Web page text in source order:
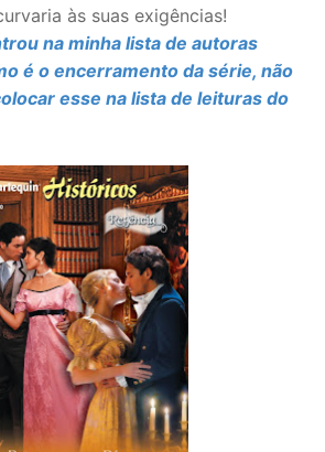
às suas exigências!
na minha lista de autoras
é o encerramento da série, não
esse na lista de leituras do